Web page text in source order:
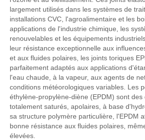
largement utilisés dans les systèmes de
installations CVC, l'agroalimentaire et les
applications de l'industrie chimique, les
renouvelables et les équipements
leur résistance exceptionnelle aux
et aux fluides polaires, les joints toriques
parfaitement adaptés aux applications
l'eau chaude, à la vapeur, aux agents de
conditions météorologiques variables. Les
éthylène-propylène-diène (EPDM) sont des
totalement saturés, apolaires, à base
sa structure polymère particulière, l'EPDM
bonne résistance aux fluides polaires,
élevées.